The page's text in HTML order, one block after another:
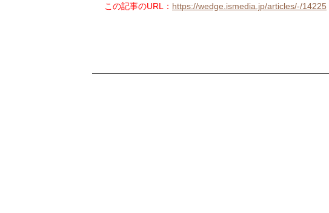
この記事のURL： https://wedge.ismedia.jp/articles/-/14225